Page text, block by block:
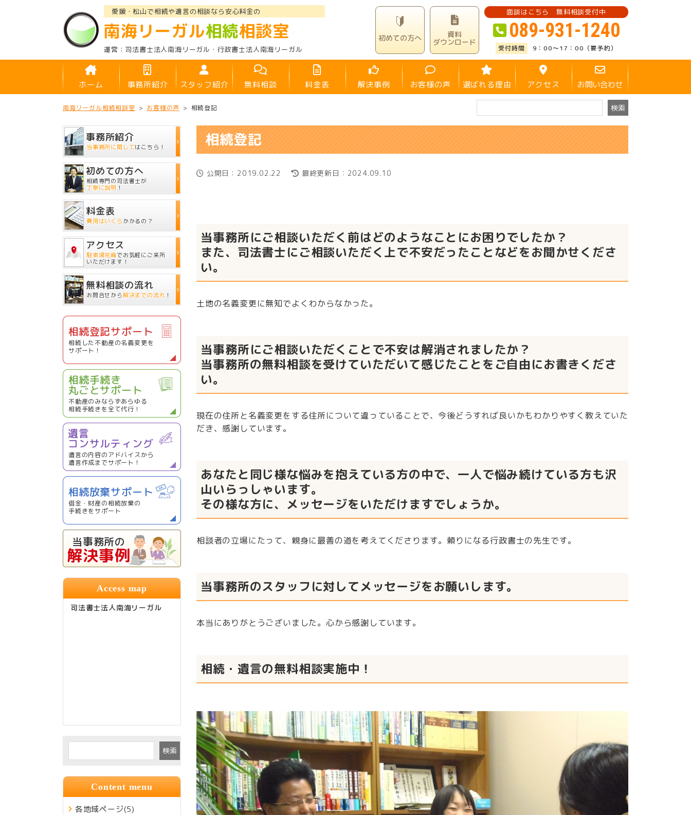
愛媛・松山で相続や遺言の相談なら安心料金の
南海リーガル相続相談室
司法書士法人南海リーガル ・行政書士法人南海リーガル
初めての方へ 資料
ダウンロード
面談はこちら 無料相談受付中
089-931-1240
9：00～17：00（要予約）
ホーム 事務所紹介 スタッフ紹介 無料相談 料金表 解決事例 お客様の声 選ばれる理由 アクセス お問い合わせ
南海リーガル相続相談室 > お客様の声 > 相続登記
相続登記
公開日：2019.02.22 最終更新日：2024.09.10
当事務所にご相談いただく前はどのようなことにお困りでしたか？
また、司法書士にご相談いただく上で不安だったことなどをお聞かせくださ
い。
土地の名義変更に無知でよくわからなかった。
当事務所にご相談いただくことで不安は解消されましたか？
当事務所の無料相談を受けていただいて感じたことをご自由にお書きくださ
い。
現在の住所と名義変更をする住所について違っていることで、今後どうすれば良いかもわかりやすく教えていた
だき、感謝しています。
あなたと同じ様な悩みを抱えている方の中で、一人で悩み続けている方も沢
山いらっしゃいます。
その様な方に、メッセージをいただけますでしょうか。
相談者の立場にたって、親身に最善の道を考えてくださります。頼りになる行政書士の先生です。
当事務所のスタッフに対してメッセージをお願いします。
本当にありがとうございました。心から感謝しています。
相続・遺言の無料相談実施中！
事務所紹介
当事務所に関してはこちら！
初めての方へ
相続専門の司法書士が
丁寧に説明 ！
料金表
費用はいくらかかるの？
アクセス
駐車場完備でお気軽にご来所
いただけます！
無料相談の流れ
お問合せから解決までの流れ ！
相続登記サポート
相続した不動産の名義変更を
サポート！
相続手続き
丸ごとサポート
不動産のみならずあらゆる
相続手続きを全て代行！
遺言
コンサルティング
遺言の内容のアドバイスから
遺言作成までサポート！
相続放棄サポート
借金・財産の相続放棄の
手続きをサポート
当事務所の
解決事例
Access map
司法書士法人南海リーガル
検索
Content menu
各地域ページ(5)